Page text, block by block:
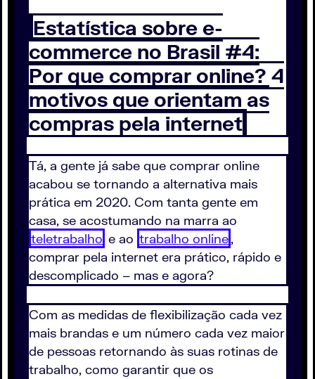
Estatística sobre e-
commerce no Brasil #4:
Por que comprar online? 4
motivos que orientam as
compras pela internet
Tá, a gente já sabe que comprar online
acabou se tornando a alternativa mais
prática em 2020. Com tanta gente em
casa, se acostumando na marra ao
teletrabalho e ao trabalho online,
comprar pela internet era prático, rápido e
descomplicado – mas e agora?
Com as medidas de flexibilização cada vez
mais brandas e um número cada vez maior
de pessoas retornando às suas rotinas de
trabalho, como garantir que os